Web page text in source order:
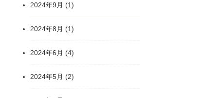
2024年9月 (1)
2024年8月 (1)
2024年6月 (4)
2024年5月 (2)